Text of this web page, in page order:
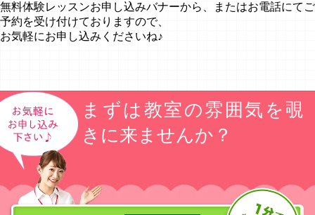
無料体験レッスンお申し込みバナーから、またはお電話にてご
予約を受け付けておりますので、
お気軽にお申し込みくださいね♪
まずは教室の雰囲気を覗
きに来ませんか？